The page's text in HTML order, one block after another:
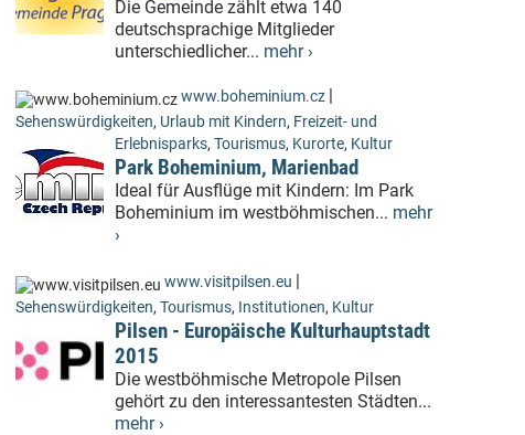
Die Gemeinde zählt etwa 140
deutschsprachige Mitglieder
unterschiedlicher... mehr ›
www.boheminium.cz |
Sehenswürdigkeiten, Urlaub mit Kindern, Freizeit- und
Erlebnisparks, Tourismus, Kurorte, Kultur
Park Boheminium, Marienbad
Ideal für Ausflüge mit Kindern: Im Park
Boheminium im westböhmischen... mehr
›
www.visitpilsen.eu |
Sehenswürdigkeiten, Tourismus, Institutionen, Kultur
Pilsen - Europäische Kulturhauptstadt
2015
Die westböhmische Metropole Pilsen
gehört zu den interessantesten Städten...
mehr ›